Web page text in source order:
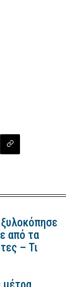
από τα
– Τι